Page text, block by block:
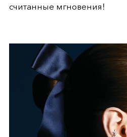
считанные мгновения!